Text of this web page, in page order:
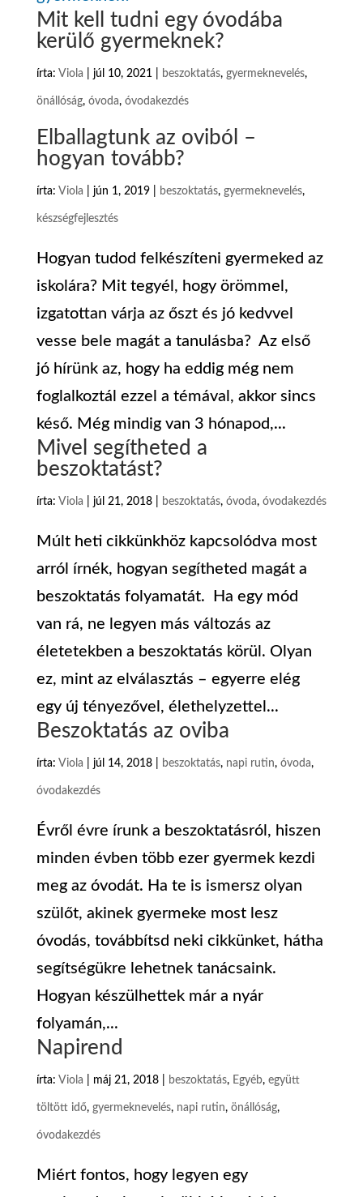
Mit kell tudni egy óvodába
kerülő gyermeknek?
írta: Viola júl 10, 2021| beszoktatás, gyermeknevelés,
önállóság, óvoda, óvodakezdés
Elballagtunk az oviból –
hogyan tovább?
írta: Viola jún 1, 2019| beszoktatás, gyermeknevelés,
készségfejlesztés
Hogyan tudod felkészíteni gyermeked az
iskolára? Mit tegyél, hogy örömmel,
izgatottan várja az őszt és jó kedvvel
vesse bele magát a tanulásba? Az első
jó hírünk az, hogy ha eddig még nem
foglalkoztál ezzel a témával, akkor sincs
késő. Még mindig van 3 hónapod,...
Mivel segítheted a
beszoktatást?
írta: Viola júl 21, 2018| beszoktatás, óvoda, óvodakezdés
Múlt heti cikkünkhöz kapcsolódva most
arról írnék, hogyan segítheted magát a
beszoktatás folyamatát. Ha egy mód
van rá, ne legyen más változás az
életetekben a beszoktatás körül. Olyan
ez, mint az elválasztás – egyerre elég
egy új tényezővel, élethelyzettel...
Beszoktatás az oviba
írta: Viola júl 14, 2018| beszoktatás, napi rutin, óvoda,
óvodakezdés
Évről évre írunk a beszoktatásról, hiszen
minden évben több ezer gyermek kezdi
meg az óvodát. Ha te is ismersz olyan
szülőt, akinek gyermeke most lesz
óvodás, továbbítsd neki cikkünket, hátha
segítségükre lehetnek tanácsaink.
Hogyan készülhettek már a nyár
folyamán,...
Napirend
írta: Viola máj 21, 2018| beszoktatás, Egyéb, együtt
töltött idő, gyermeknevelés, napi rutin, önállóság,
óvodakezdés
Miért fontos, hogy legyen egy